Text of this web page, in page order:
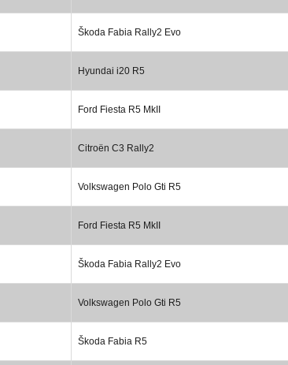
Škoda Fabia Rally2 Evo
Hyundai i20 R5
Ford Fiesta R5 MkII
Citroën C3 Rally2
Volkswagen Polo Gti R5
Ford Fiesta R5 MkII
Škoda Fabia Rally2 Evo
Volkswagen Polo Gti R5
Škoda Fabia R5